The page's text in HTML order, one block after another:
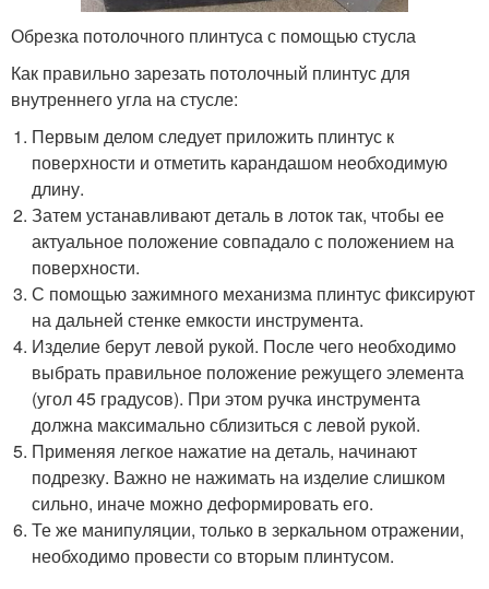
Обрезка потолочного плинтуса с помощью стусла
Как правильно зарезать потолочный плинтус для
внутреннего угла на стусле:
Первым делом следует приложить плинтус к
поверхности и отметить карандашом необходимую
длину.
Затем устанавливают деталь в лоток так, чтобы ее
актуальное положение совпадало с положением на
поверхности.
С помощью зажимного механизма плинтус фиксируют
на дальней стенке емкости инструмента.
Изделие берут левой рукой. После чего необходимо
выбрать правильное положение режущего элемента
(угол 45 градусов). При этом ручка инструмента
должна максимально сблизиться с левой рукой.
Применяя легкое нажатие на деталь, начинают
подрезку. Важно не нажимать на изделие слишком
сильно, иначе можно деформировать его.
Те же манипуляции, только в зеркальном отражении,
необходимо провести со вторым плинтусом.